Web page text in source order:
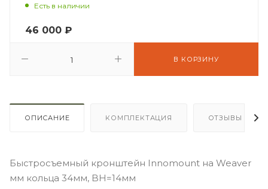
Есть в наличии
46 000 ₽
В КОРЗИНУ
ОПИСАНИЕ КОМПЛЕКТАЦИЯ ОТЗЫВЫ
Быстросъемный кронштейн Innomount на Weaver
мм кольца 34мм, BH=14мм